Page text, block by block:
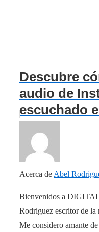
Descubre
audio de
escuchado
Acerca de Abel
Bienvenidos a
Rodriguez escritor de la
Me considero amante